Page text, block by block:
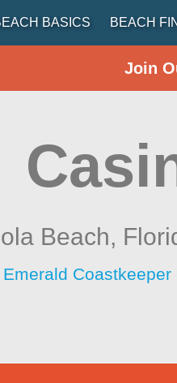
BASICS BEACH
Join
Beach,
Emerald Coastkeeper